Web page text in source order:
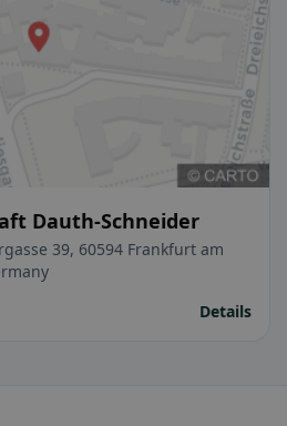
Dauth-Schneider
39, 60594 Frankfurt am
Details